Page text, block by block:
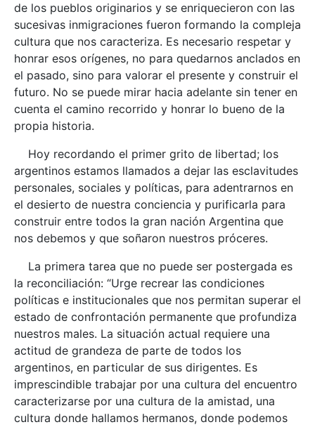
de los pueblos originarios y se enriquecieron con las
sucesivas inmigraciones fueron formando la compleja
cultura que nos caracteriza. Es necesario respetar y
honrar esos orígenes, no para quedarnos anclados en
el pasado, sino para valorar el presente y construir el
futuro. No se puede mirar hacia adelante sin tener en
cuenta el camino recorrido y honrar lo bueno de la
propia historia.
Hoy recordando el primer grito de libertad; los
argentinos estamos llamados a dejar las esclavitudes
personales, sociales y políticas, para adentrarnos en
el desierto de nuestra conciencia y purificarla para
construir entre todos la gran nación Argentina que
nos debemos y que soñaron nuestros próceres.
La primera tarea que no puede ser postergada es
la reconciliación: “Urge recrear las condiciones
políticas e institucionales que nos permitan superar el
estado de confrontación permanente que profundiza
nuestros males. La situación actual requiere una
actitud de grandeza de parte de todos los
argentinos, en particular de sus dirigentes. Es
imprescindible trabajar por una cultura del encuentro
caracterizarse por una cultura de la amistad, una
cultura donde hallamos hermanos, donde podemos